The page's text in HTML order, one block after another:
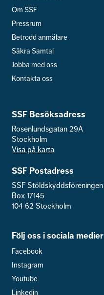
Om SSF
Pressrum
Betrodd anmälare
Säkra Samtal
Jobba med oss
Kontakta oss
SSF Besöksadress
Rosenlundsgatan 29A
Stockholm
Visa på karta
SSF Postadress
SSF Stöldskyddsföreningen
Box 17145
104 62 Stockholm
Följ oss i sociala medier
Facebook
Instagram
Youtube
Linkedin